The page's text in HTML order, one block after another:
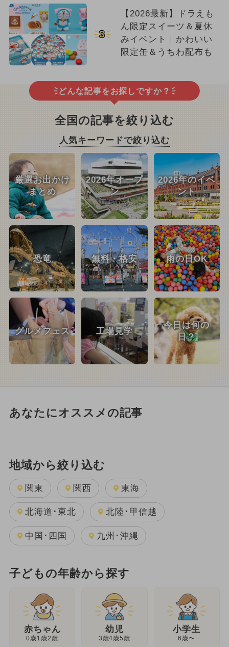
3
【2026最新】ドラえも
ん限定スイーツ＆夏休
みイベント｜かわいい
限定缶＆うちわ配布も
どんな記事をお探しですか？
全国の記事を絞り込む
人気キーワードで絞り込む
厳選お出かけ
まとめ
2026年オープ
ン
2026年のイベ
ント
恐竜 無料・格安 雨の日OK
グルメフェス 工場見学
今日は何の
日？
あなたにオススメの記事
地域から絞り込む
関東 関西 東海
北海道･東北 北陸･甲信越
中国･四国 九州･沖縄
子どもの年齢から探す
赤ちゃん
0歳1歳2歳
幼児
3歳4歳5歳
小学生
6歳〜